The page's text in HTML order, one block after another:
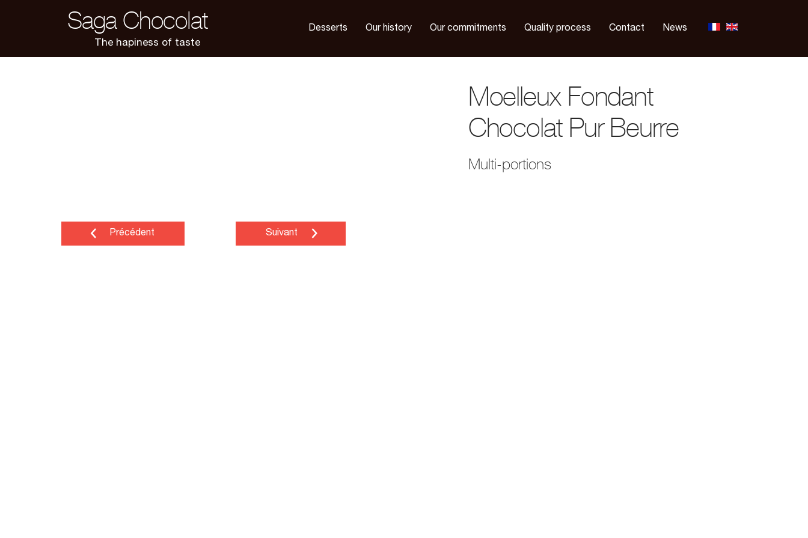
Saga Chocolat
The hapiness of taste
Desserts Our history Our commitments Quality process Contact News
Moelleux Fondant
Chocolat Pur Beurre
Multi-portions
Précédent Suivant